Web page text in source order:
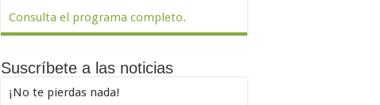
Consulta el programa completo.
Suscríbete a las noticias
¡No te pierdas nada!